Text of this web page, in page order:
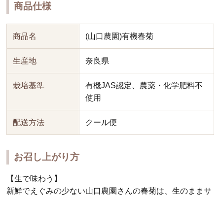
商品仕様
商品名 (山口農園)有機春菊
生産地 奈良県
栽培基準
有機JAS認定、農薬・化学肥料不
使用
配送方法 クール便
お召し上がり方
【生で味わう】
新鮮でえぐみの少ない山口農園さんの春菊は、生のままサ